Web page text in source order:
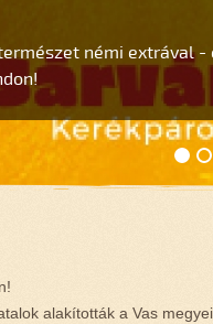
némi extrával -
a
ÉS
is!
Közben számos
Ti tudhatjátok a
többen választják az
fedezik fel országunk
is a kerékpáros
a Vasi-
applikációja!
Hegypásztor Kör
alakították a Vas megyei